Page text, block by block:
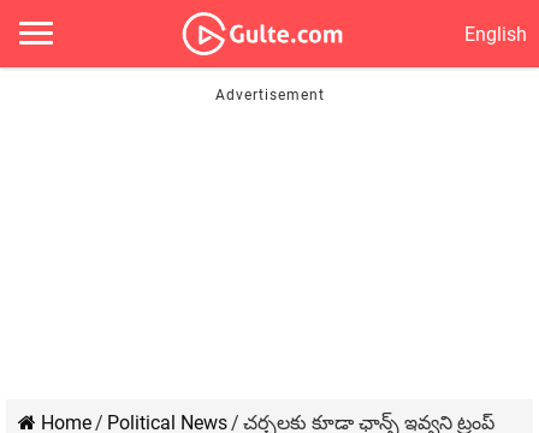
English
Home/ Political News/ చర్చలకు కూడా ఛాన్స్ ఇవ్వని ట్రంప్